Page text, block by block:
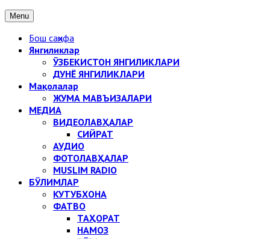
Menu
Бош саҳифа
Янгиликлар
ЎЗБЕКИСТОН ЯНГИЛИКЛАРИ
ДУНЁ ЯНГИЛИКЛАРИ
Мақолалар
ЖУМА МАВЪИЗАЛАРИ
МЕДИА
ВИДЕОЛАВҲАЛАР
СИЙРАТ
АУДИО
ФОТОЛАВҲАЛАР
MUSLIM RADIO
БЎЛИМЛАР
КУТУБХОНА
ФАТВО
ТАҲОРАТ
НАМОЗ